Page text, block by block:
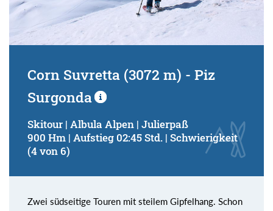
Corn Suvretta (3072 m) - Piz
Surgonda
Skitour | Albula Alpen | Julierpaß
900 Hm | Aufstieg 02:45 Std. | Schwierigkeit
(4 von 6)
Zwei südseitige Touren mit steilem Gipfelhang. Schon